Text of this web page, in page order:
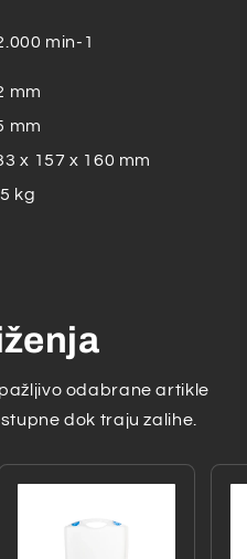
min-1
mm
mm
x 157 x 160 mm
kg
odabrane artikle
dok traju zalihe.